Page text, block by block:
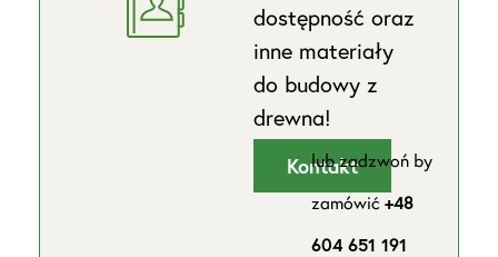
dostępność oraz
inne materiały
do budowy z
drewna!
Kontakt
lub zadzwoń by
zamówić+48
604 651 191